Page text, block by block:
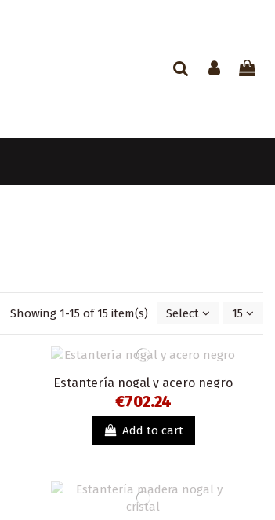
Showing 1-15 of 15 item(s) Select 15
Estantería nogal y acero negro
€702.24
Add to cart